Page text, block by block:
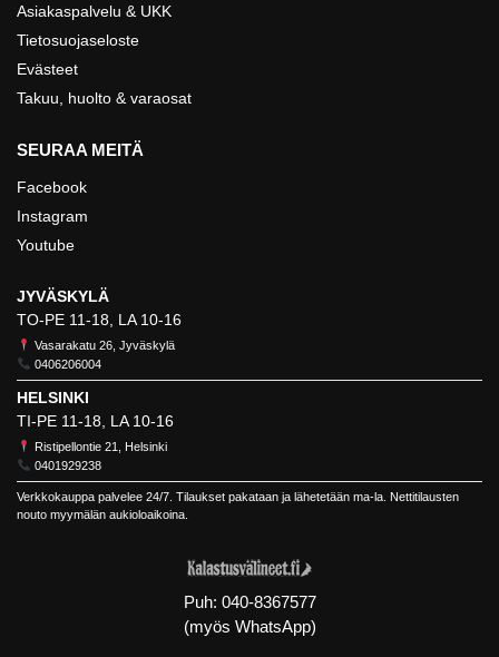
Asiakaspalvelu & UKK
Tietosuojaseloste
Evästeet
Takuu, huolto & varaosat
SEURAA MEITÄ
Facebook
Instagram
Youtube
JYVÄSKYLÄ
TO-PE 11-18, LA 10-16
Vasarakatu 26, Jyväskylä
0406206004
HELSINKI
TI-PE 11-18, LA 10-16
Ristipellontie 21, Helsinki
0401929238
Verkkokauppa palvelee 24/7. Tilaukset pakataan ja lähetetään ma-la. Nettitilausten
nouto myymälän aukioloaikoina.
Puh: 040-8367577
(myös WhatsApp)